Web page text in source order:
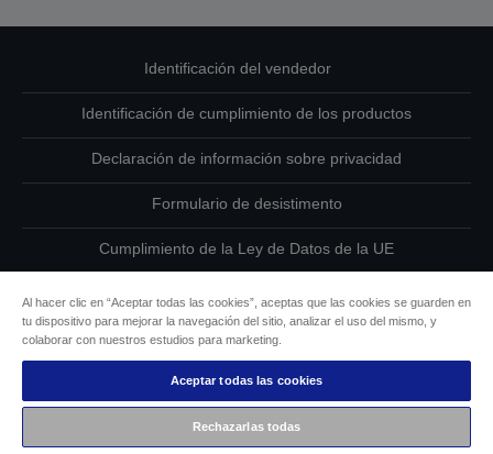
Identificación del vendedor
Identificación de cumplimiento de los productos
Declaración de información sobre privacidad
Formulario de desistimento
Cumplimiento de la Ley de Datos de la UE
Información sobre cookies
Compromiso de accesibilidad de Epson
Copyright © 2026 Seiko Epson
Al hacer clic en “Aceptar todas las cookies”, aceptas que las cookies se guarden en
tu dispositivo para mejorar la navegación del sitio, analizar el uso del mismo, y
colaborar con nuestros estudios para marketing.
Aceptar todas las cookies
Rechazarlas todas